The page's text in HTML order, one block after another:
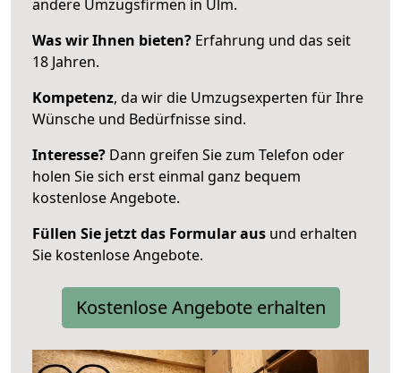
andere Umzugsfirmen in Ulm.
Was wir Ihnen bieten? Erfahrung und das seit
18 Jahren.
Kompetenz, da wir die Umzugsexperten für Ihre
Wünsche und Bedürfnisse sind.
Interesse? Dann greifen Sie zum Telefon oder
holen Sie sich erst einmal ganz bequem
kostenlose Angebote.
Füllen Sie jetzt das Formular aus und erhalten
Sie kostenlose Angebote.
Kostenlose Angebote erhalten